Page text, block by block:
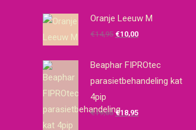
€10,00.€7,00.
Oranje Leeuw M
€14,95 Oorspronkelijke
was:
€14,95.
€10,00Huidige
is:
€10,00.
Beaphar FIPROtec
parasietbehandeling kat
4pip
€19,65Oorspronkelijke
€18,95Huidige